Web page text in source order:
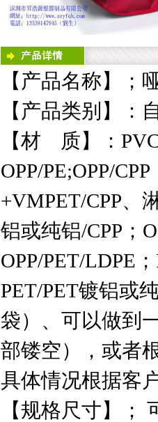
【产品名称】；
【 产品类别】：
【材 质】：
OPP/PE;OPP/CPP
+VMPET/CPP、
铝或纯铝/CPP ；
OPP/PET/LDPE ；
PET/PET镀铝或
袋） 、可以做到
部镂空），或者
具体情况根据客
【规格尺寸】；